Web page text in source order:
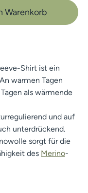
Warenkorb
Shirt ist ein
warmen Tagen
als wärmende
und auf
unterdrückend.
sorgt für die
des Merino-